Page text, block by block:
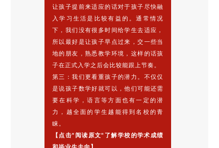
让孩子提前来适应的话对于孩子尽快融
入学习生活是比较有益的。通常情况
下，我们没有很多时间给学生去适应，
所以最好是让孩子早点过来，交一些当
地的朋友，熟悉教学环境，这样的话孩
子在正式入学之后会比较能跟上节奏。
第三：我们更看重孩子的潜力。不仅仅
是说孩子数学好就可以，他们可能还需
要在科学，语言等方面也有一定的潜
力，越全面的学生越能得到名校的青
睐。
【点击"阅读原文"了解学校的学术成绩